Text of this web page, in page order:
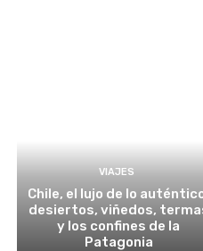
VIAJES
Chile, el lujo de lo
desiertos, viñedos,
y los confines de la
Patagonia